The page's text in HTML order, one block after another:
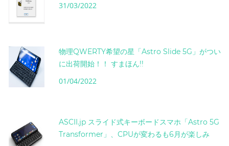
31/03/2022
物理QWERTY希望の星「Astro Slide 5G」がつい
に出荷開始！！ すまほん!!
01/04/2022
ASCII.jp スライド式キーボードスマホ「Astro 5G
Transformer」、CPUが変わるも6月が楽しみ